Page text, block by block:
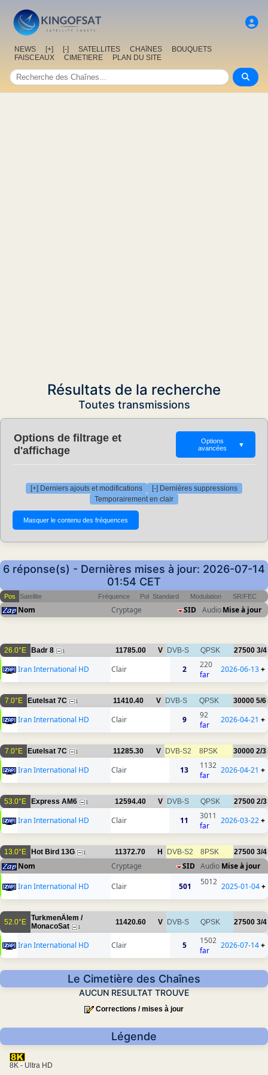
NEWS [+] [-] SATELLITES CHAîNES
BOUQUETS
FAISCEAUX
CIMETIERE PLAN DU SITE
Résultats de la recherche
Toutes transmissions
Options de filtrage et
d'affichage
Options
avancées
▼
[+] Derniers ajouts et modifications
[-] Dernières suppressions
Temporairement en clair
6 réponse(s) - Dernières mises à jour: 2026-07-14
01:54 CET
Pos Satellite Fréquence Pol Standard Modulation SR/FEC
Nom Cryptage SID AudioMise à jour
26.0°E Badr 8 1 11785.00 V DVB-S QPSK 27500 3/4
Iran International HD Clair 2
220
far
2026-06-13+
7.0°E Eutelsat 7C 1 11410.40 V DVB-S QPSK 30000 5/6
Iran International HD Clair 9
92
far
2026-04-21 +
7.0°E Eutelsat 7C 1 11285.30 V DVB-S2 8PSK 30000 2/3
Iran International HD Clair 13
1132
far
2026-04-21 +
53.0°E Express AM6 1 12594.40 V DVB-S QPSK 27500 2/3
Iran International HD Clair 11
3011
far
2026-03-22+
13.0°E Hot Bird 13G 1 11372.70 H DVB-S2 8PSK 27500 3/4
Nom Cryptage SID Audio Mise à jour
Iran International HD
Clair 501 5012 2025-01-04+
52.0°E TurkmenÄlem /
MonacoSat
1
11420.60 V DVB-S QPSK 27500 3/4
Iran International HD Clair 5
1502
far
2026-07-14+
Le Cimetière des Chaînes
AUCUN RESULTAT TROUVE
Corrections / mises à jour
Légende
8K - Ultra HD